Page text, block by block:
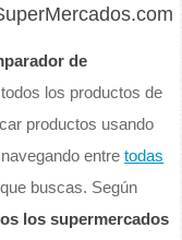
de
los productos de
productos usando
entretodas
buscas. Según
los supermercados